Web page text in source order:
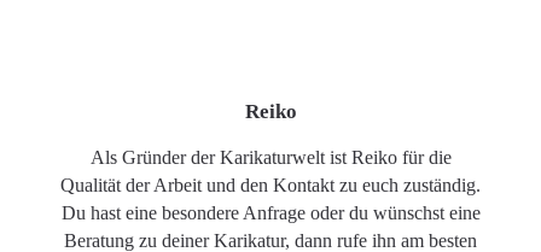
Reiko
Als Gründer der Karikaturwelt ist Reiko für die
Qualität der Arbeit und den Kontakt zu euch zuständig.
Du hast eine besondere Anfrage oder du wünschst eine
Beratung zu deiner Karikatur, dann rufe ihn am besten